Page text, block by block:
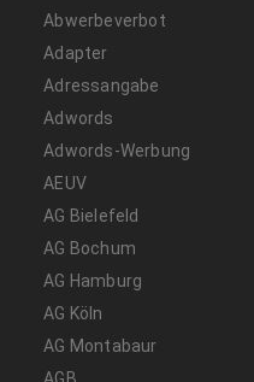
Abwerbeverbot
Adapter
Adressangabe
Adwords
Adwords-Werbung
AEUV
AG Bielefeld
AG Bochum
AG Hamburg
AG Köln
AG Montabaur
AGB